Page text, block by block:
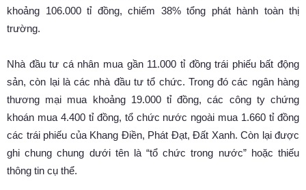
khoảng 106.000 tỉ đồng, chiếm 38% tổng phát hành toàn thị
trường.
Nhà đầu tư cá nhân mua gần 11.000 tỉ đồng trái phiếu bất động
sản, còn lại là các nhà đầu tư tổ chức. Trong đó các ngân hàng
thương mại mua khoảng 19.000 tỉ đồng, các công ty chứng
khoán mua 4.400 tỉ đồng, tổ chức nước ngoài mua 1.660 tỉ đồng
các trái phiếu của Khang Điền, Phát Đạt, Đất Xanh. Còn lại được
ghi chung chung dưới tên là “tổ chức trong nước” hoặc thiếu
thông tin cụ thể.